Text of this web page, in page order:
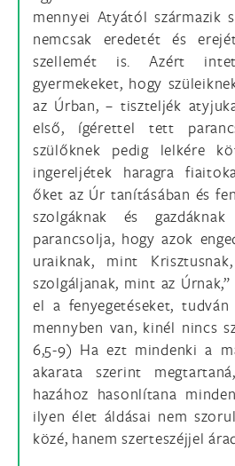
mennyei Atyától származik
nemcsak eredetét és
szellemét is. Azért
gyermekeket, hogy
az Úrban, – tiszteljék
első, ígérettel tett
szülőknek pedig lelkére
ingereljétek haragra
őket az Úr tanításában és
szolgáknak és
parancsolja, hogy azok
uraiknak, mint
szolgáljanak, mint az
el a fenyegetéseket,
mennyben van, kinél nincs
6,5-9) Ha ezt mindenki a
akarata szerint
hazához hasonlítana
ilyen élet áldásai nem
közé, hanem szerteszéjjel